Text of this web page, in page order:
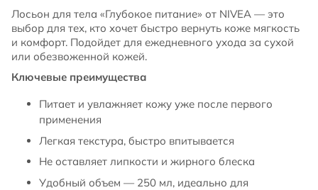
Лосьон для тела «Глубокое питание» от NIVEA — это
выбор для тех, кто хочет быстро вернуть коже мягкость
и комфорт. Подойдет для ежедневного ухода за сухой
или обезвоженной кожей.
Ключевые преимущества
Питает и увлажняет кожу уже после первого
применения
Легкая текстура, быстро впитывается
Не оставляет липкости и жирного блеска
Удобный объем — 250 мл, идеально для